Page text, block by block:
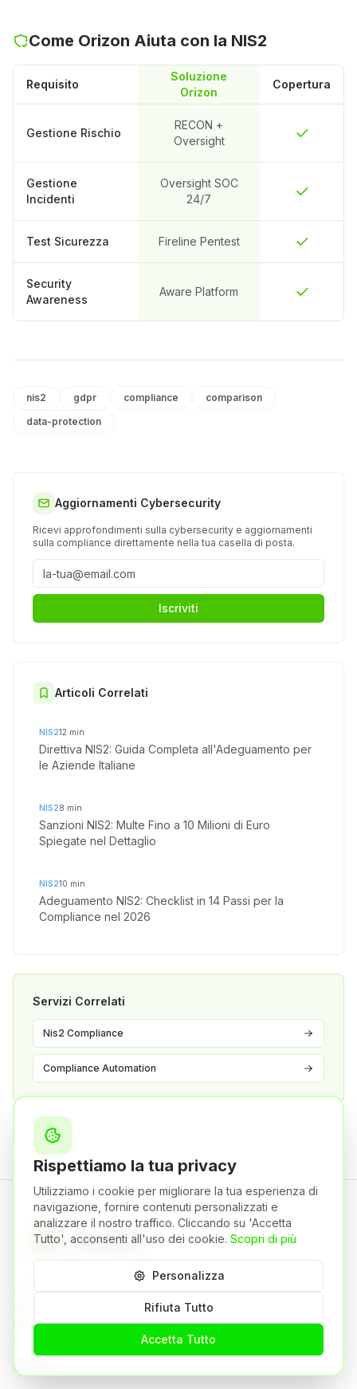
Come Orizon Aiuta con la NIS2
Requisito
Soluzione
Orizon
Copertura
Gestione Rischio
RECON +
Oversight
Gestione
Incidenti
Oversight SOC
24/7
Test Sicurezza Fireline Pentest
Security
Awareness
Aware Platform
nis2 gdpr compliance
comparison
data-protection
Aggiornamenti Cybersecurity
Ricevi approfondimenti sulla cybersecurity e aggiornamenti
sulla compliance direttamente nella tua casella di posta.
Iscriviti
Articoli Correlati
NIS212 min
Direttiva NIS2: Guida Completa all'Adeguamento per
le Aziende Italiane
NIS28 min
Sanzioni NIS2: Multe Fino a 10 Milioni di Euro
Spiegate nel Dettaglio
NIS210 min
Adeguamento NIS2: Checklist in 14 Passi per la
Compliance nel 2026
Servizi Correlati
Nis2 Compliance
Compliance Automation
gestione avanzata della superficie d'attacco,
Rispettiamo la tua privacy
Utilizziamo i cookie per migliorare la tua esperienza di
navigazione, fornire contenuti personalizzati e
analizzare il nostro traffico. Cliccando su 'Accetta
Tutto', acconsenti all'uso dei cookie. Scopri di più
Personalizza
Rifiuta Tutto
Accetta Tutto